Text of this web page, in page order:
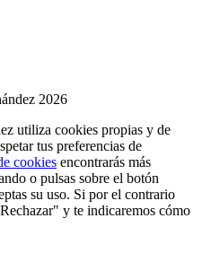
2026
utiliza cookies propias y de
tus preferencias de
cookies encontrarás más
o pulsas sobre el botón
su uso. Si por el contrario
y te indicaremos cómo